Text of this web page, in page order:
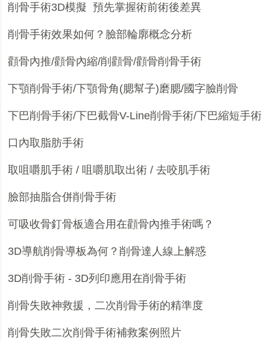
削骨手術3D模擬 預先掌握術前術後差異
削骨手術效果如何？臉部輪廓概念分析
顴骨內推/顴骨內縮/削顴骨/顴骨削骨手術
下顎削骨手術/下顎骨角 (腮幫子)磨腮/國字臉削骨
下巴削骨手術/下巴截骨V-Line削骨手術/下巴縮短手術
口內取脂肪手術
取咀嚼肌手術 /咀嚼肌取出術 /去咬肌手術
臉部抽脂合併削骨手術
可吸收骨釘骨板適合用在顴骨內推手術嗎？
3D導航削骨導板為何？削骨達人線上解惑
3D削骨手術 - 3D列印應用在削骨手術
削骨失敗神救援，二次削骨手術的精準度
削骨失敗二次削骨手術補救案例照片